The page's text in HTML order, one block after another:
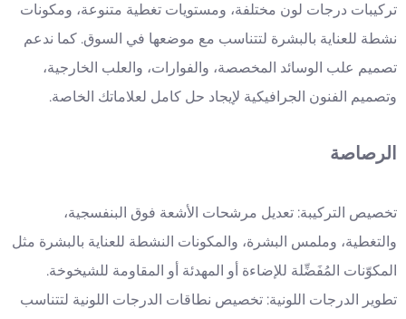
تركيبات درجات لون مختلفة، ومستويات تغطية متنوعة، ومكونات
نشطة للعناية بالبشرة لتتناسب مع موضعها في السوق. كما ندعم
تصميم علب الوسائد المخصصة، والفوارات، والعلب الخارجية،
وتصميم الفنون الجرافيكية لإيجاد حل كامل لعلاماتك الخاصة.
الرصاصة
تخصيص التركيبة: تعديل مرشحات الأشعة فوق البنفسجية،
والتغطية، وملمس البشرة، والمكونات النشطة للعناية بالبشرة مثل
المكوّنات المُفَضِّلة للإضاءة أو المهدئة أو المقاومة للشيخوخة.
تطوير الدرجات اللونية: تخصيص نطاقات الدرجات اللونية لتتناسب